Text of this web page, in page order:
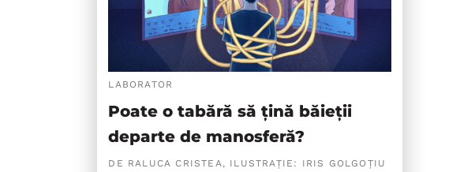
LABORATOR
Poate o tabără să țină băieții
departe de manosferă?
DE RALUCA CRISTEA, ILUSTRAȚIE: IRIS GOLGOȚIU